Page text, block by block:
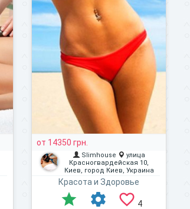
от 14350 грн.
Slimhouse
улица
Красногвардейская 10,
Киев, город Киев, Украина
Красота и Здоровье
4